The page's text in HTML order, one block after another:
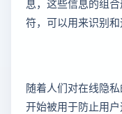
符，可以用来识别和
随着人们对在线隐
开始被用于防止用